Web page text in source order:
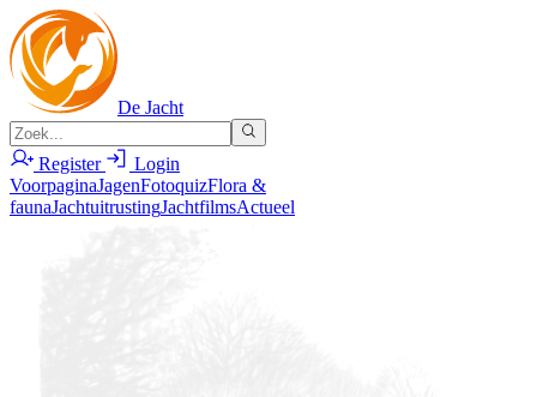
De Jacht
Register
Login
VoorpaginaJagenFotoquizFlora &
faunaJachtuitrustingJachtfilmsActueel